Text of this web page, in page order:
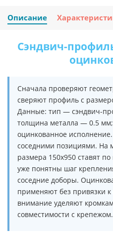
Описание
Сэндвич-
Сначала проверяют
сверяют профиль с
Данные: тип — сэндвич-
толщина металла — 0.5
оцинкованное
соседними позициями. На
размера 150х950 ставят
уже понятны шаг
соседние доборы.
применяют без привязки
внимание уделяют
совместимости с крепежом.